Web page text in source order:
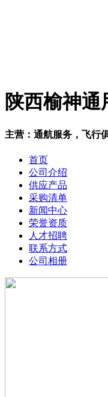
陕西榆神通
主营：通航服务，飞行
首页
公司介绍
供应产品
采购清单
新闻中心
荣誉资质
人才招聘
联系方式
公司相册